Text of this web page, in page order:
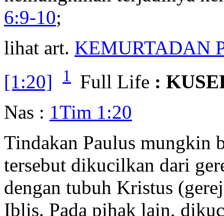
6:9-10;
lihat art. KEMURTADAN
[1:20]
1 Full Life :
Nas : 1Tim 1:20
Tindakan Paulus mungkin
tersebut dikucilkan dari
dengan tubuh Kristus
Iblis. Pada pihak lain,